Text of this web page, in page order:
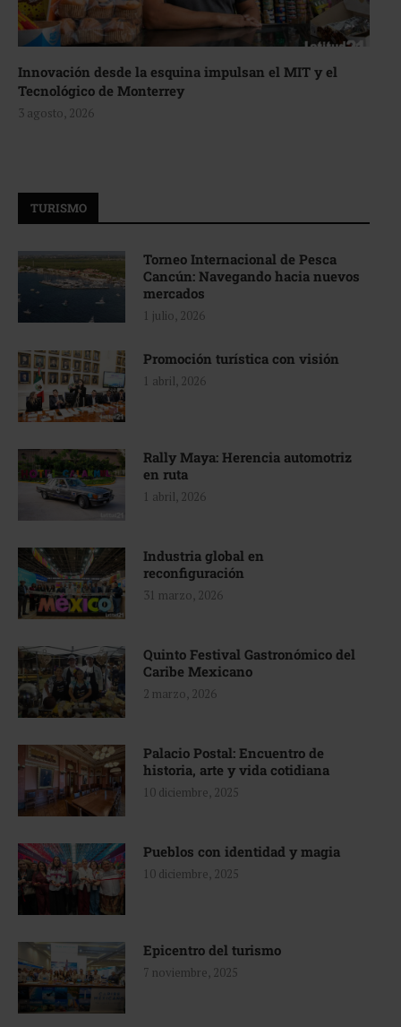
Innovación desde la esquina impulsan el MIT y el
Tecnológico de Monterrey
3 agosto, 2026
TURISMO
Torneo Internacional de Pesca
Cancún: Navegando hacia nuevos
mercados
1 julio, 2026
Promoción turística con visión
1 abril, 2026
Rally Maya: Herencia automotriz
en ruta
1 abril, 2026
Industria global en
reconfiguración
31 marzo, 2026
Quinto Festival Gastronómico del
Caribe Mexicano
2 marzo, 2026
Palacio Postal: Encuentro de
historia, arte y vida cotidiana
10 diciembre, 2025
Pueblos con identidad y magia
10 diciembre, 2025
Epicentro del turismo
7 noviembre, 2025